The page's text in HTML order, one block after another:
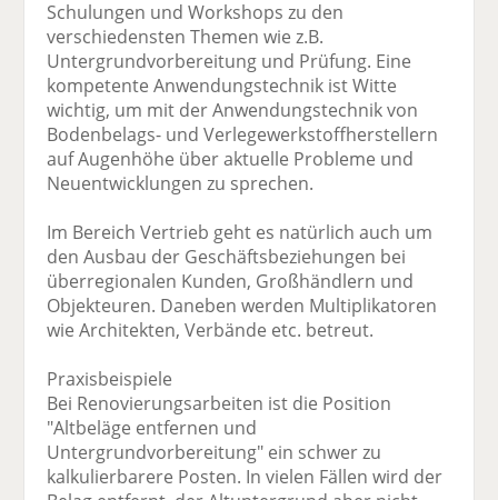
Schulungen und Workshops zu den
verschiedensten Themen wie z.B.
Untergrundvorbereitung und Prüfung. Eine
kompetente Anwendungstechnik ist Witte
wichtig, um mit der Anwendungstechnik von
Bodenbelags- und Verlegewerkstoffherstellern
auf Augenhöhe über aktuelle Probleme und
Neuentwicklungen zu sprechen.
Im Bereich Vertrieb geht es natürlich auch um
den Ausbau der Geschäftsbeziehungen bei
überregionalen Kunden, Großhändlern und
Objekteuren. Daneben werden Multiplikatoren
wie Architekten, Verbände etc. betreut.
Praxisbeispiele
Bei Renovierungsarbeiten ist die Position
"Altbeläge entfernen und
Untergrundvorbereitung" ein schwer zu
kalkulierbarere Posten. In vielen Fällen wird der